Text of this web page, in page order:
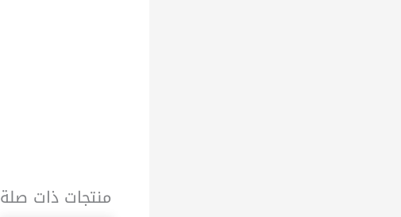
منتجات ذات صلة